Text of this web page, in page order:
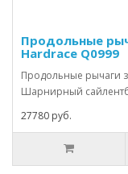
Продольные
Hardrace Q0999
Продольные рычаги
Шарнирный
27780 руб.